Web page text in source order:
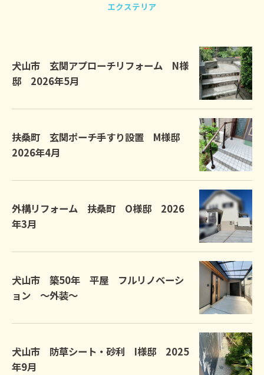
エクステリア
犬山市 玄関アプローチリフォーム N様
邸 2026年5月
扶桑町 玄関ポーチ手すり設置 M様邸
2026年4月
外構リフォーム 扶桑町 O様邸 2026
年3月
犬山市 築50年 平屋 フルリノベーシ
ョン ～外装～
犬山市 防草シート・砂利 I様邸 2025
年9月